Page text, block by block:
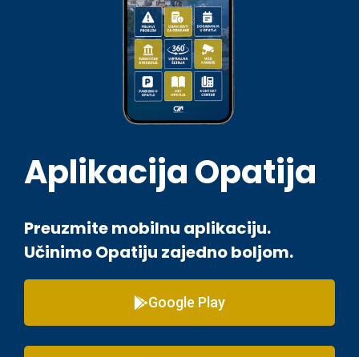
Aplikacija Opatija
Preuzmite mobilnu aplikaciju.
Učinimo Opatiju zajedno boljom.
Google Play